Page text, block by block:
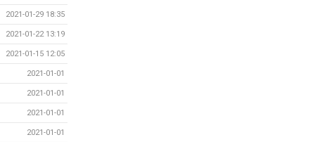
2021-01-29 18:35
2021-01-22 13:19
2021-01-15 12:05
2021-01-01
2021-01-01
2021-01-01
2021-01-01